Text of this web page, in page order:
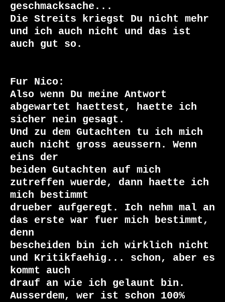
geschmacksache...
Die Streits kriegst Du nicht mehr
und ich auch nicht und das ist
auch gut so.
Fur Nico:
Also wenn Du meine Antwort
abgewartet haettest, haette ich
sicher nein gesagt.
Und zu dem Gutachten tu ich mich
auch nicht gross aeussern. Wenn
eins der
beiden Gutachten auf mich
zutreffen wuerde, dann haette ich
mich bestimmt
drueber aufgeregt. Ich nehm mal an
das erste war fuer mich bestimmt,
denn
bescheiden bin ich wirklich nicht
und Kritikfaehig... schon, aber es
kommt auch
drauf an wie ich gelaunt bin.
Ausserdem, wer ist schon 100%